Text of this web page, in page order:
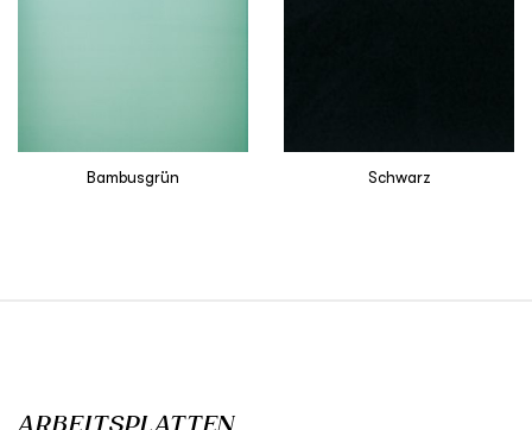
Bambusgrün Schwarz